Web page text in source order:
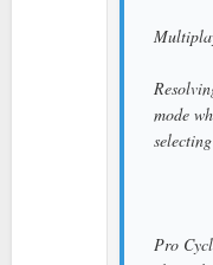
mode
Pro